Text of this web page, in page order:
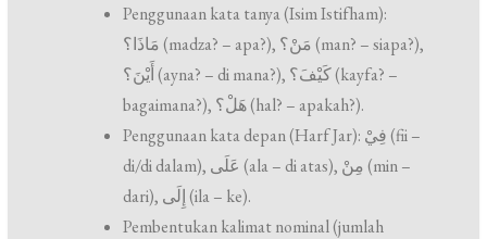
Penggunaan kata tanya (Isim Istifham):
مَاذَا؟ (madza? – apa?), مَنْ؟ (man? – siapa?),
أَيْنَ؟ (ayna? – di mana?), كَيْفَ؟ (kayfa? –
bagaimana?), هَلْ؟ (hal? – apakah?).
Penggunaan kata depan (Harf Jar): فِيْ (fii –
di/di dalam), عَلَى (ala – di atas), مِنْ (min –
dari), إِلَى (ila – ke).
Pembentukan kalimat nominal (jumlah